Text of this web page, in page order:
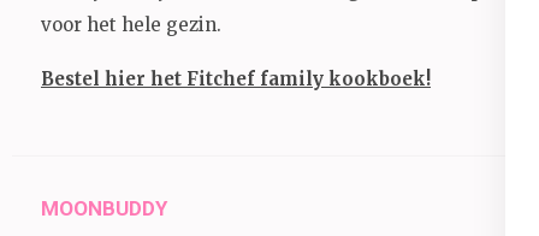
voor het hele gezin.
Bestel hier het Fitchef family kookboek!
MOONBUDDY